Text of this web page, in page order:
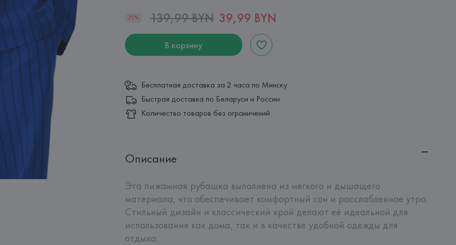
71% 139,99 BYN 39,99 BYN
В корзину
Бесплатная доставка за 2 часа по Минску
Быстрая доставка по Беларуси и России
Количество товаров без ограничений
Описание
Эта пижамная рубашка выполнена из мягкого и дышащего
материала, что обеспечивает комфортный сон и расслабленное утро.
Стильный дизайн и классический крой делают её идеальной для
использования как дома, так и в качестве удобной одежды для
отдыха.